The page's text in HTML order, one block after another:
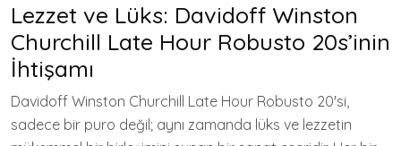
Lezzet ve Lüks: Davidoff Winston
Churchill Late Hour Robusto 20s’inin
İhtişamı
Davidoff Winston Churchill Late Hour Robusto 20'si,
sadece bir puro değil; aynı zamanda lüks ve lezzetin